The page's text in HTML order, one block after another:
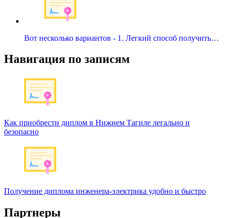
Вот несколько вариантов - 1. Легкий способ получить…
Навигация по записям
Как приобрести диплом в Нижнем Тагиле легально и
безопасно
Получение диплома инженера-электрика удобно и быстро
Партнеры